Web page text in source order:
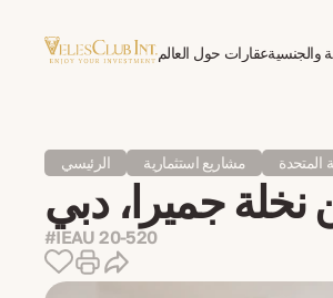
عقارات حول العالموالجنسية
الرئيسي مشاريع استثمارية المتحدة
جميرا، دبي
#IEAU 20-520